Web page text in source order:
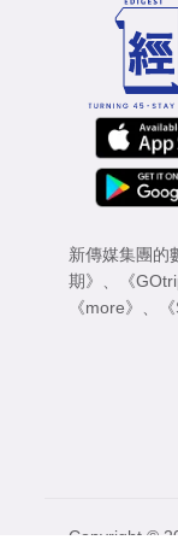
新傳媒集團的
期》
《
《more》
Copyright ©